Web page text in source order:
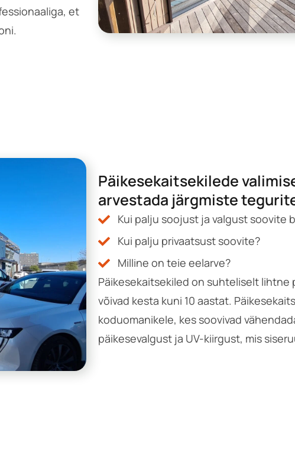
et
Päikesekaitsekilede
arvestada järgmiste
Kui palju soojust ja valgust soovite
Kui palju privaatsust soovite?
Milline on teie eelarve?
Päikesekaitsekiled on suhteliselt lihtne
võivad kesta kuni 10 aastat.
koduomanikele, kes soovivad
päikesevalgust ja UV-kiirgust, mis